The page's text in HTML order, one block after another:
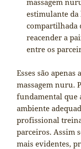
estimulante
compartilhada
reacender a
entre os
Esses são
massagem nuru.
fundamental que
ambiente
profissional
parceiros. Assim
mais evidentes,